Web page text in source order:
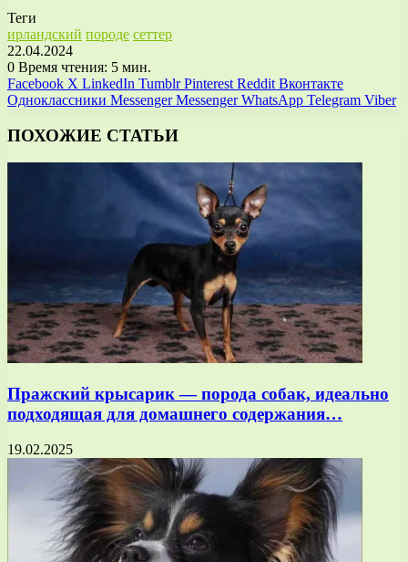
Теги
ирландский породе сеттер
22.04.2024
0 Время чтения: 5 мин.
Facebook X LinkedIn Tumblr Pinterest Reddit Вконтакте
Одноклассники Messenger Messenger WhatsApp Telegram Viber
ПОХОЖИЕ СТАТЬИ
Пражский крысарик — порода собак, идеально
подходящая для домашнего содержания…
19.02.2025